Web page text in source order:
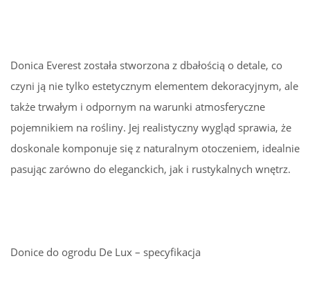
Donica Everest została stworzona z dbałością o detale, co
czyni ją nie tylko estetycznym elementem dekoracyjnym, ale
także trwałym i odpornym na warunki atmosferyczne
pojemnikiem na rośliny. Jej realistyczny wygląd sprawia, że
doskonale komponuje się z naturalnym otoczeniem, idealnie
pasując zarówno do eleganckich, jak i rustykalnych wnętrz.
Donice do ogrodu De Lux – specyfikacja